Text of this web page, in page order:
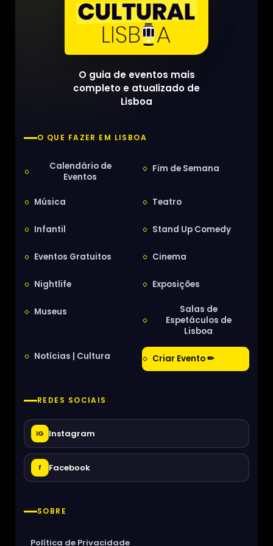
O guia de eventos mais
completo e atualizado de
Lisboa
O QUE FAZER EM LISBOA
Calendário de
Eventos
Fim de Semana
Música Teatro
Infantil Stand Up Comedy
Eventos Gratuitos Cinema
Nightlife Exposições
Museus
Salas de
Espetáculos de
Lisboa
Notícias | Cultura Criar Evento ✏
REDES SOCIAIS
IG Instagram
f Facebook
SOBRE
Política de Privacidade